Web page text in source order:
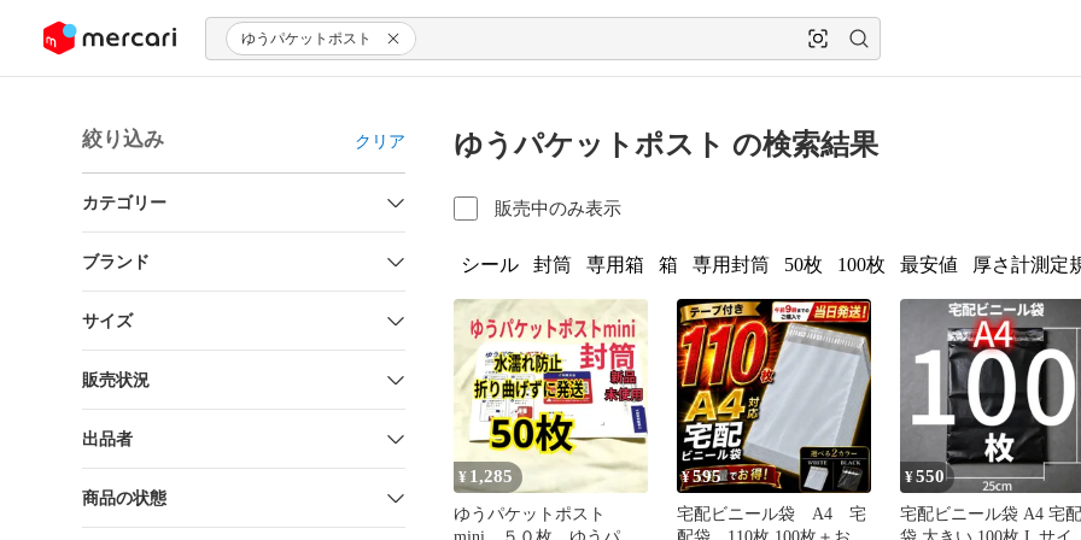
ツにスキップ ゆうパケットポスト
絞り込み クリア
カテゴリー
ブランド
サイズ
販売状況
出品者
商品の状態
ゆうパケットポスト の検索結果
販売中のみ表示
シール 封筒 専用箱 箱 専用封筒 50枚 100枚 最安値 厚さ計測定
¥ 1,285
ゆうパケットポスト
¥595
宅配ビニール袋 A4 宅
¥550
宅配ビニール袋 A4 宅配